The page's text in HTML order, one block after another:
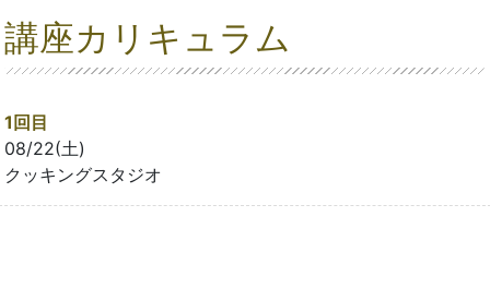
講座カリキュラム
1回目
08/22(土)
クッキングスタジオ